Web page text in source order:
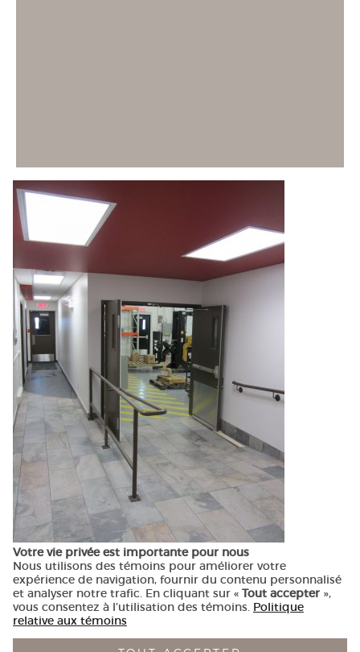
LAC-SAINT-JEAN
915, boul. Saint-Joseph bureau 202, Roberval
Québec)Canada G8H 2M1
T 418-944-1390
© ARDOISES architecture — Conception
Votre vie privée est importante pour nous
Nous utilisons des témoins pour améliorer votre
expérience de navigation, fournir du contenu personnalisé
et analyser notre trafic. En cliquant sur « Tout accepter »,
vous consentez à l’utilisation des témoins. Politique
relative aux témoins